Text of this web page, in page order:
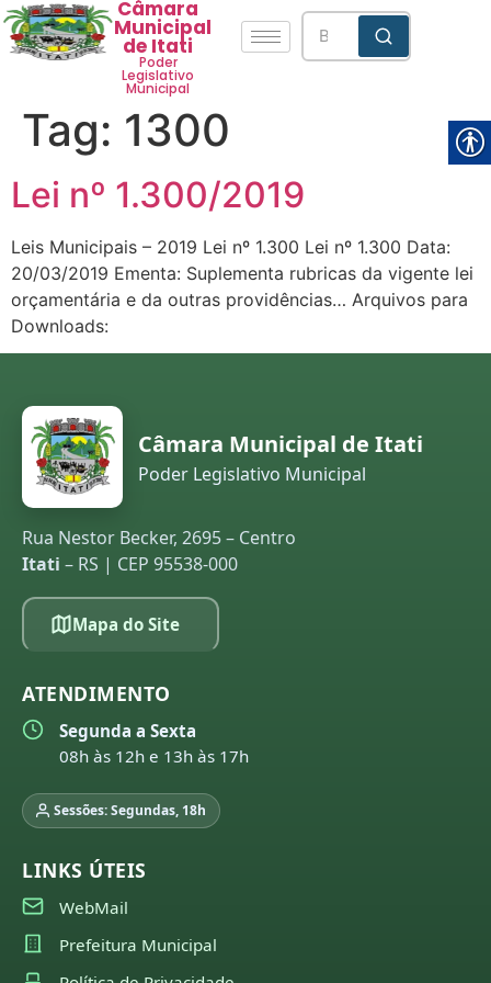
Câmara
Municipal
de Itati
Poder
Legislativo
Municipal
Tag: 1300
Lei nº 1.300/2019
Leis Municipais – 2019 Lei nº 1.300 Lei nº 1.300 Data:
20/03/2019 Ementa: Suplementa rubricas da vigente lei
orçamentária e da outras providências… Arquivos para
Downloads:
Câmara Municipal de Itati
Poder Legislativo Municipal
Rua Nestor Becker, 2695 – Centro
Itati – RS | CEP 95538-000
Mapa do Site
ATENDIMENTO
Segunda a Sexta
08h às 12h e 13h às 17h
Sessões: Segundas, 18h
LINKS ÚTEIS
WebMail
Prefeitura Municipal